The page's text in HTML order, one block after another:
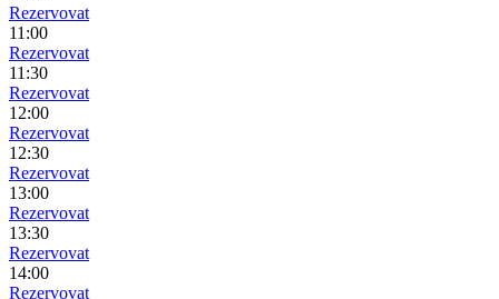
Rezervovat
11:00
Rezervovat
11:30
Rezervovat
12:00
Rezervovat
12:30
Rezervovat
13:00
Rezervovat
13:30
Rezervovat
14:00
Rezervovat